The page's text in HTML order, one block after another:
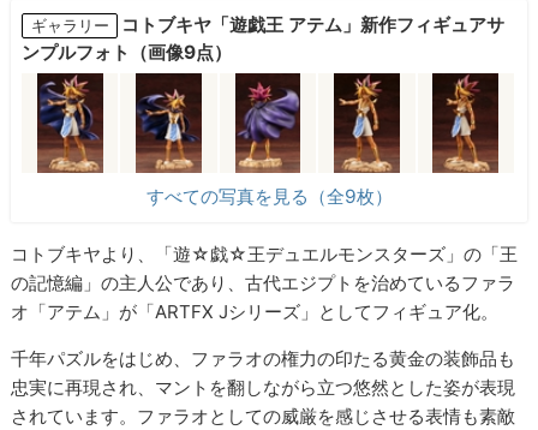
ギャラリー
コトブキヤ「遊戯王 アテム」新作フィギュアサ
ンプルフォト（画像9点）
すべての写真を見る（全9枚）
コトブキヤより、「遊☆戯☆王デュエルモンスターズ」の「王
の記憶編」の主人公であり、古代エジプトを治めているファラ
オ「アテム」が「ARTFX Jシリーズ」としてフィギュア化。
千年パズルをはじめ、ファラオの権力の印たる黄金の装飾品も
忠実に再現され、マントを翻しながら立つ悠然とした姿が表現
されています。ファラオとしての威厳を感じさせる表情も素敵